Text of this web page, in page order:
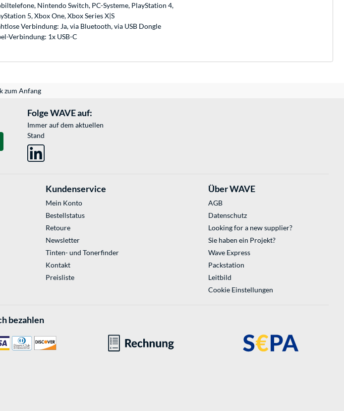
Nintendo Switch, PC-Systeme, PlayStation 4,
5, Xbox One, Xbox Series X|S
Verbindung: Ja, via Bluetooth, via USB Dongle
Verbindung: 1x USB-C
zum Anfang
Folge WAVE auf:
Immer auf dem aktuellen
Stand
Kundenservice
Mein Konto
Bestellstatus
Retoure
Newsletter
Tinten- und Tonerfinder
Kontakt
Preisliste
Über WAVE
AGB
Datenschutz
Looking for a new supplier?
Sie haben ein Projekt?
Wave Express
Packstation
Leitbild
Cookie Einstellungen
bezahlen